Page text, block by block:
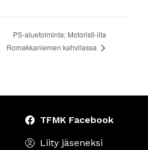
PS-aluetoiminta; Motoristi-ilta
Romakkaniemen kahvilassa
TFMK Facebook
Liity jäseneksi